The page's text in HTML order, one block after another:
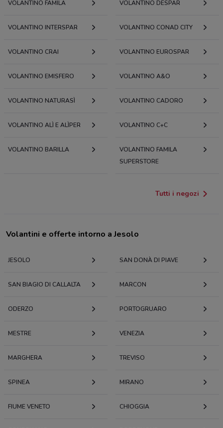
VOLANTINO FAMILA VOLANTINO DESPAR
VOLANTINO INTERSPAR VOLANTINO CONAD CITY
VOLANTINO CRAI VOLANTINO EUROSPAR
VOLANTINO EMISFERO VOLANTINO A&O
VOLANTINO NATURASÌ VOLANTINO CADORO
VOLANTINO ALÌ E ALÌPER VOLANTINO C+C
VOLANTINO BARILLA
VOLANTINO FAMILA
SUPERSTORE
Tutti i negozi
Volantini e offerte intorno a Jesolo
JESOLO SAN DONÀ DI PIAVE
SAN BIAGIO DI CALLALTA MARCON
ODERZO PORTOGRUARO
MESTRE VENEZIA
MARGHERA TREVISO
SPINEA MIRANO
FIUME VENETO CHIOGGIA